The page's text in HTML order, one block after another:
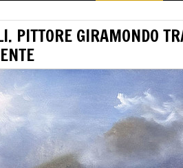
PITTORE GIRAMONDO